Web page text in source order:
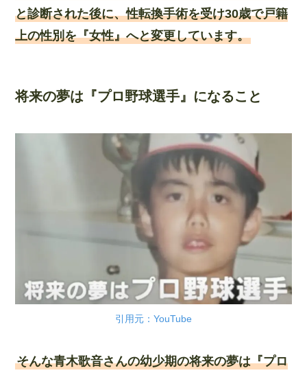
と診断された後に、性転換手術を受け30歳で戸籍
上の性別を『女性』へと変更しています。
将来の夢は『プロ野球選手』になること
引用元：YouTube
そんな青木歌音さんの幼少期の将来の夢は『プロ